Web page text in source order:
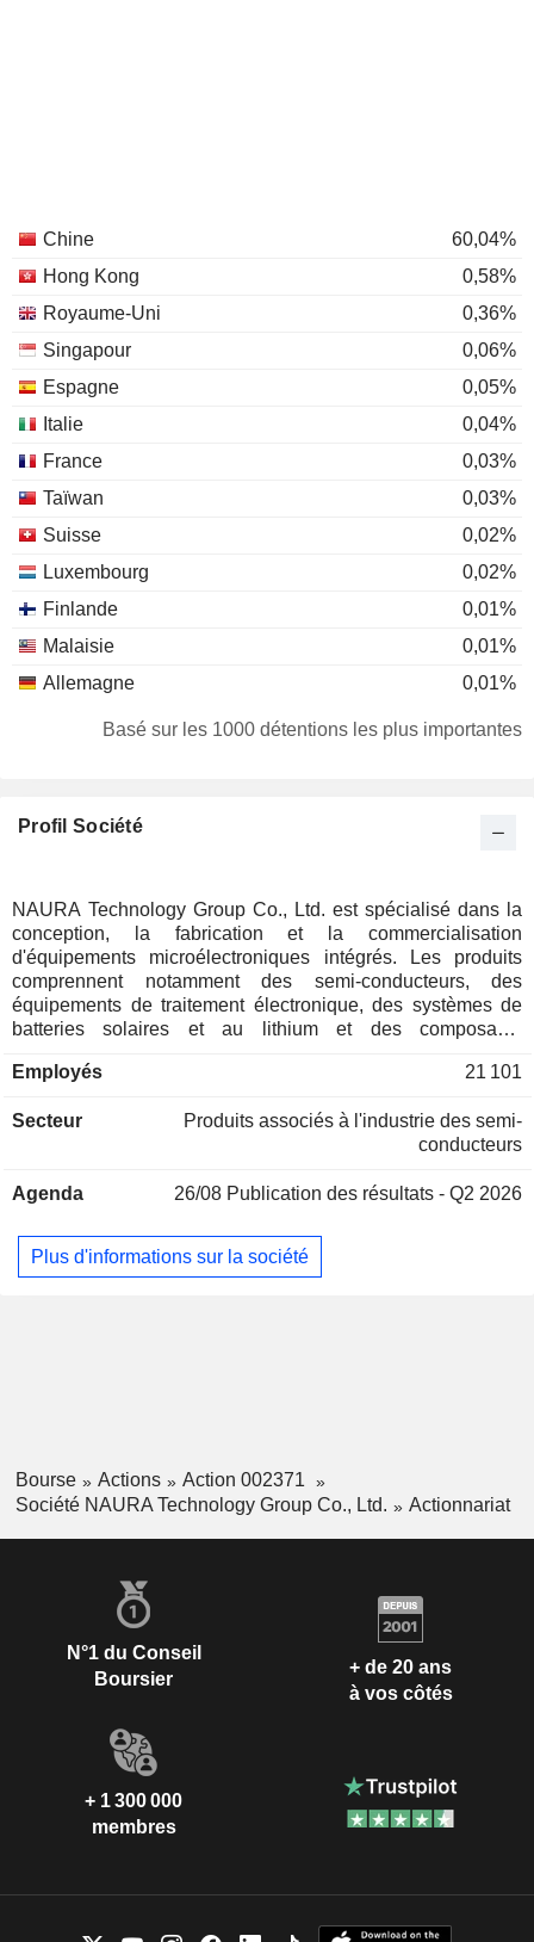
Chine
60,04%
Hong Kong
0,58%
Royaume-Uni
0,36%
Singapour
0,06%
Espagne
0,05%
Italie
0,04%
France
0,03%
Taïwan
0,03%
Suisse
0,02%
Luxembourg
0,02%
Finlande
0,01%
Malaisie
0,01%
Allemagne
0,01%
Pays-Bas
0,01%
Basé sur les 1000 détentions les plus importantes
Profil Société
NAURA Technology Group Co., Ltd. est spécialisé dans la
conception, la fabrication et la commercialisation
d'équipements microélectroniques intégrés. Les produits
comprennent notamment des semi-conducteurs, des
équipements de traitement électronique, des systèmes de
batteries solaires et au lithium et des composants
Employés
21 101
Secteur
Produits associés à l'industrie des semi-
conducteurs
Agenda 26/08 Publication des résultats - Q2 2026
Plus d'informations sur la société
Bourse Actions
Action 002371
Société NAURA Technology Group Co., Ltd.
Actionnariat
N°1 du Conseil
Boursier
+ de 20 ans
à vos côtés
+ 1 300 000
membres